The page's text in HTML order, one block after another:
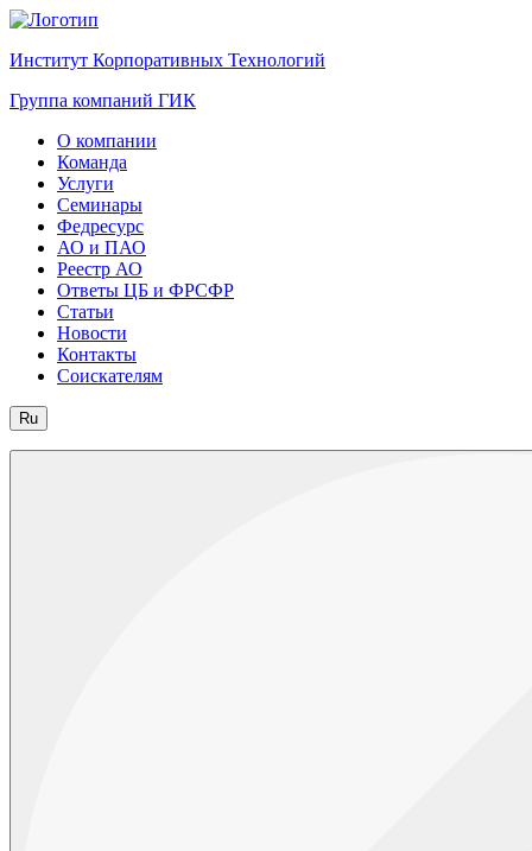
Институт Корпоративных Технологий
Группа компаний ГИК
О компании
Команда
Услуги
Семинары
Федресурс
АО и ПАО
Реестр АО
Ответы ЦБ и ФРСФР
Статьи
Новости
Контакты
Соискателям
Ru